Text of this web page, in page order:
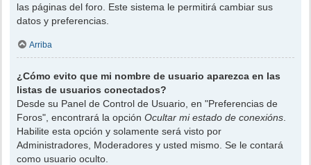
las páginas del foro. Este sistema le permitirá cambiar sus
datos y preferencias.
Arriba
¿Cómo evito que mi nombre de usuario aparezca en las
listas de usuarios conectados?
Desde su Panel de Control de Usuario, en "Preferencias de
Foros", encontrará la opción Ocultar mi estado de conexións
Habilite esta opción y solamente será visto por
Administradores, Moderadores y usted mismo. Se le contará
como usuario oculto.